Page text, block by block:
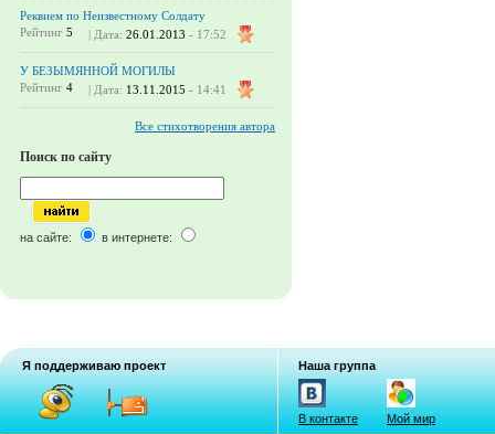
Реквием по Неизвестному Солдату
Рейтинг 5 | Дата: 26.01.2013 - 17:52
У БЕЗЫМЯННОЙ МОГИЛЫ
Рейтинг 4 | Дата: 13.11.2015 - 14:41
Все стихотворения автора
Поиск по сайту
на сайте: в интернете:
Я поддерживаю проект Наша группа
В контакте Мой мир